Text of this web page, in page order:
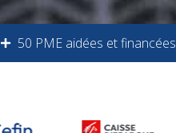
50 PME aidées et financées